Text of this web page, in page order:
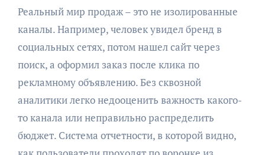
Реальный мир продаж – это не изолированные
каналы. Например, человек увидел бренд в
социальных сетях, потом нашел сайт через
поиск, а оформил заказ после клика по
рекламному объявлению. Без сквозной
аналитики легко недооценить важность какого-
то канала или неправильно распределить
бюджет. Система отчетности, в которой видно,